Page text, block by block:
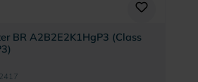
(Class